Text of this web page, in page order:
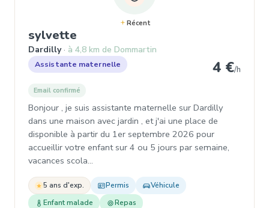
Récent
sylvette
Dardilly à 4,8 km de Dommartin
Assistante maternelle 4 €/h
Email confirmé
Bonjour , je suis assistante maternelle sur Dardilly
dans une maison avec jardin , et j'ai une place de
disponible à partir du 1er septembre 2026 pour
accueillir votre enfant sur 4 ou 5 jours par semaine,
vacances scola…
5 ans d'exp. Permis
Véhicule
Enfant malade
Repas